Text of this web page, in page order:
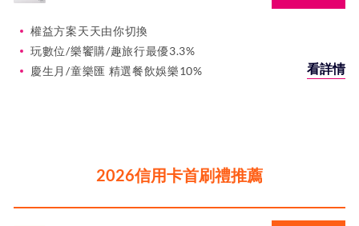
權益方案天天由你切換
玩數位/樂饗購/趣旅行最優3.3%
慶生月/童樂匯 精選餐飲娛樂10%
看詳情
2026信用卡首刷禮推薦